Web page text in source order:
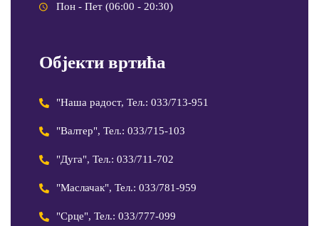
Пон - Пет (06:00 - 20:30)
Објекти вртића
"Наша радост, Тел.: 033/713-951
"Валтер", Тел.: 033/715-103
"Дуга", Тел.: 033/711-702
"Маслачак", Тел.: 033/781-959
"Срце", Тел.: 033/777-099